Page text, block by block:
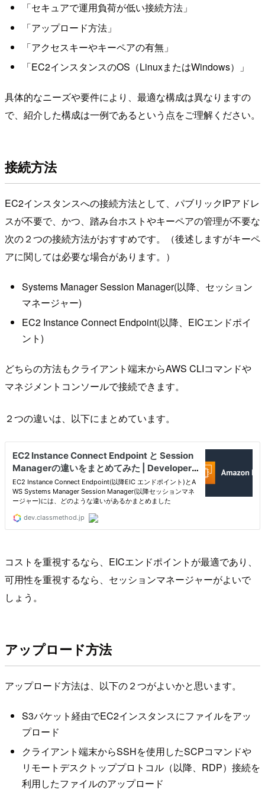
「セキュアで運用負荷が低い接続方法」
「アップロード方法」
「アクセスキーやキーペアの有無」
「EC2インスタンスのOS（LinuxまたはWindows）」
具体的なニーズや要件により、最適な構成は異なりますの
で、紹介した構成は一例であるという点をご理解ください。
接続方法
EC2インスタンスへの接続方法として、パブリックIPアドレ
スが不要で、かつ、踏み台ホストやキーペアの管理が不要な
次の２つの接続方法がおすすめです。（後述しますがキーペ
アに関しては必要な場合があります。）
Systems Manager Session Manager(以降、セッション
マネージャー)
EC2 Instance Connect Endpoint(以降、EICエンドポイ
ント)
どちらの方法もクライアント端末からAWS CLIコマンドや
マネジメントコンソールで接続できます。
２つの違いは、以下にまとめています。
コストを重視するなら、EICエンドポイントが最適であり、
可用性を重視するなら、セッションマネージャーがよいで
しょう。
アップロード方法
アップロード方法は、以下の２つがよいかと思います。
S3バケット経由でEC2インスタンスにファイルをアッ
プロード
クライアント端末からSSHを使用したSCPコマンドや
リモートデスクトッププロトコル（以降、RDP）接続を
利用したファイルのアップロード